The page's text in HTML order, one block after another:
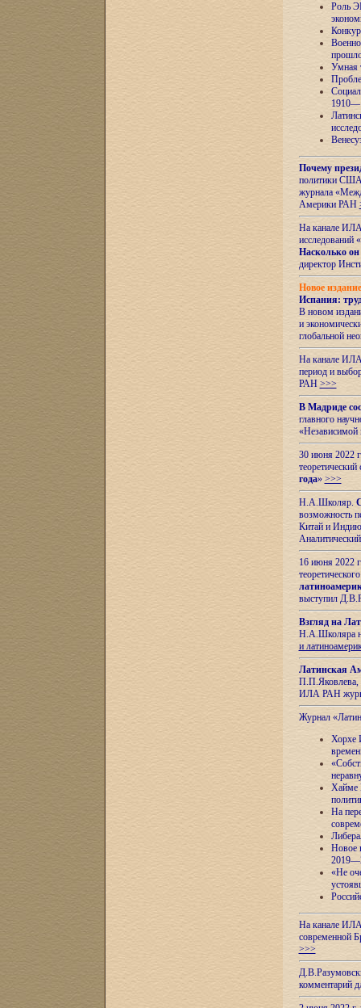
Роль
Умная
Почему
политики США
журнала
Америки РАН
На канале ИЛА
исследований «
Насколько он
директор
Новое
Испания:
В новом
и
глобальной
На канале
период и
РАН >>>
В Мадриде
главного
«Независимой
30 июня 2022
года» >>>
Н.А.Школяр.
возможность
Китай и
16 июня 2022
выступил
Взгляд на
Н.А.Школяра
и
Латинская
П.П.Яковлева,
ИЛА РАН
Журнал
Хорхе
Хайме
На
Новое
«Не
На канале ИЛА
современной
>>>
комментарий